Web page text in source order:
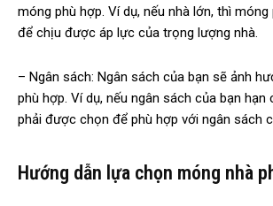
móng phù hợp. Ví dụ, nếu nhà lớn, thì
để chịu được áp lực của trọng lượng nhà.
– Ngân sách: Ngân sách của bạn sẽ ảnh
phù hợp. Ví dụ, nếu ngân sách của bạn hạn
phải được chọn để phù hợp với ngân sách
Hướng dẫn lựa chọn móng nhà